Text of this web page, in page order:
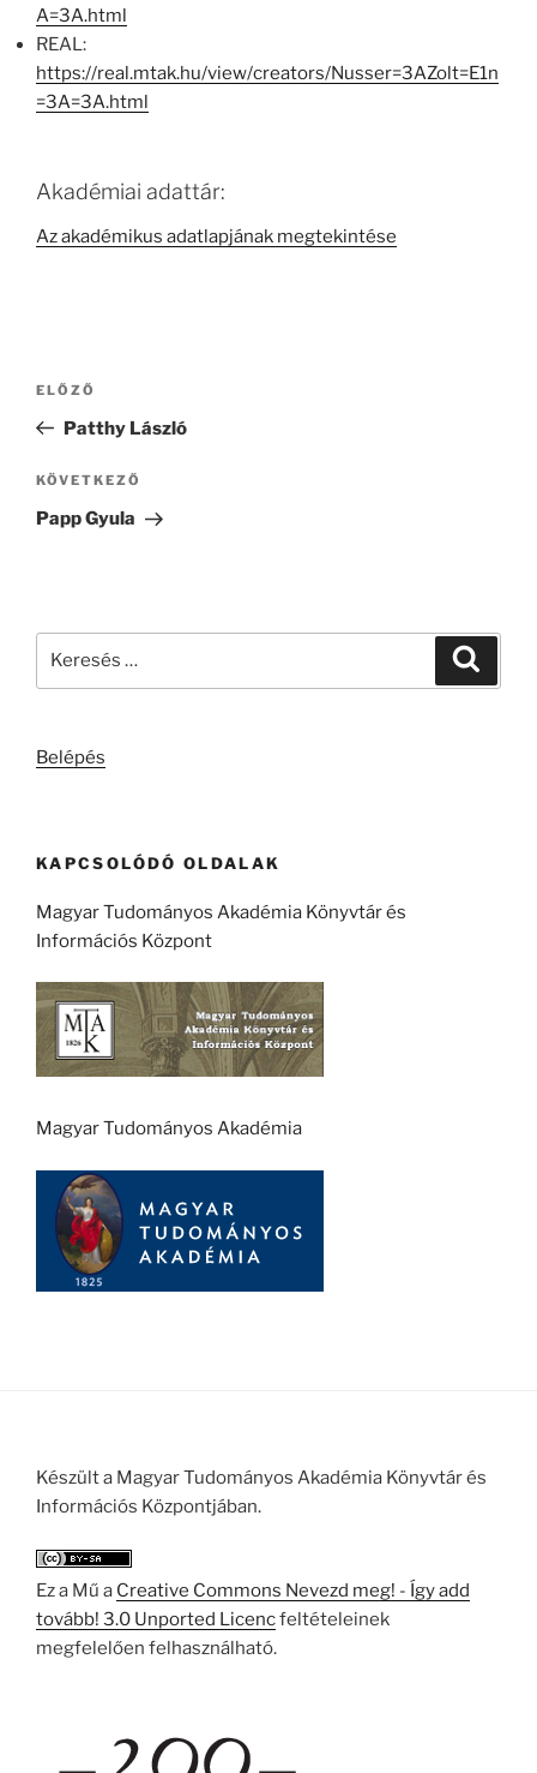
A=3A.html
REAL:
https://real.mtak.hu/view/creators/Nusser=3AZolt=E1n
=3A=3A.html
Akadémiai adattár:
Az akadémikus adatlapjának megtekintése
Bejegyzés
Korábbi
bejegyzés
ELŐZŐ
Patthy László
Következő
bejegyzés
KÖVETKEZŐ
Papp Gyula
Belépés
KAPCSOLÓDÓ OLDALAK
Magyar Tudományos Akadémia Könyvtár és
Információs Központ
Magyar Tudományos Akadémia
Készült a Magyar Tudományos Akadémia Könyvtár és
Információs Központjában.
Ez a Mű a Creative Commons Nevezd meg! - Így add
tovább! 3.0 Unported Licencfeltételeinek
megfelelően felhasználható.